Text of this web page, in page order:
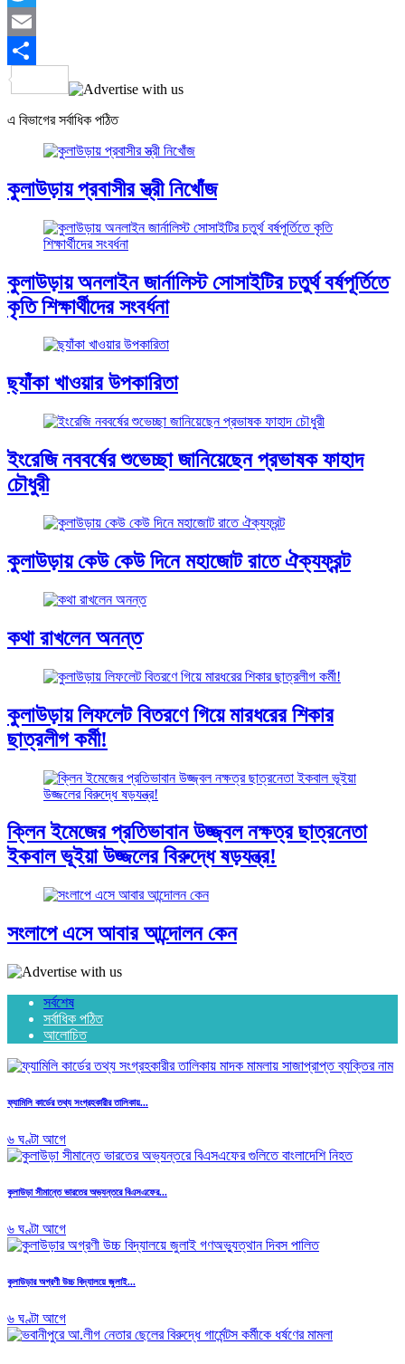
Twitter
Email
Share
এ বিভাগের সর্বাধিক পঠিত
কুলাউড়ায় প্রবাসীর স্ত্রী নিখোঁজ
কুলাউড়ায় অনলাইন জার্নালিস্ট সোসাইটির চতুর্থ বর্ষপূর্তিতে
কৃতি শিক্ষার্থীদের সংবর্ধনা
ছ্যাঁকা খাওয়ার উপকারিতা
ইংরেজি নববর্ষের শুভেচ্ছা জানিয়েছেন প্রভাষক ফাহাদ
চৌধুরী
কুলাউড়ায় কেউ কেউ দিনে মহাজোট রাতে ঐক্যফ্রন্ট
কথা রাখলেন অনন্ত
কুলাউড়ায় লিফলেট বিতরণে গিয়ে মারধরের শিকার
ছাত্রলীগ কর্মী!
ক্লিন ইমেজের প্রতিভাবান উজ্জ্বল নক্ষত্র ছাত্রনেতা
ইকবাল ভূইয়া উজ্জলের বিরুদ্ধে ষড়যন্ত্র!
সংলাপে এসে আবার আন্দোলন কেন
সর্বশেষ
সর্বাধিক পঠিত
আলোচিত
ফ্যামিলি কার্ডের তথ্য সংগ্রহকারীর তালিকায়...
৬ ঘণ্টা আগে
কুলাউড়া সীমান্তে ভারতের অভ্যন্তরে বিএসএফের...
৬ ঘণ্টা আগে
কুলাউড়ার অগ্রণী উচ্চ বিদ্যালয়ে জুলাই...
৬ ঘণ্টা আগে